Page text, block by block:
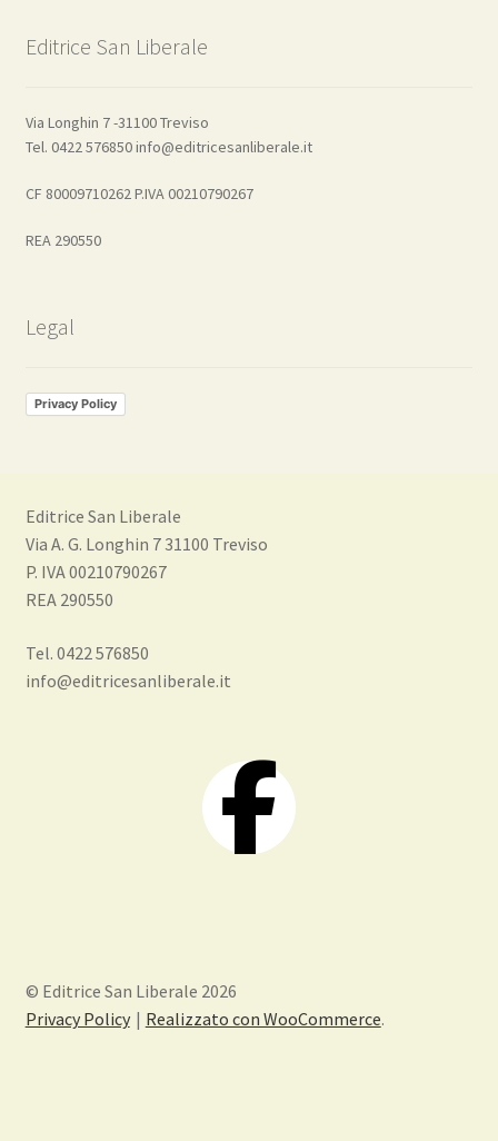
Editrice San Liberale
Via Longhin 7 -31100 Treviso
Tel. 0422 576850 info@editricesanliberale.it
CF 80009710262 P.IVA 00210790267
REA 290550
Legal
Privacy Policy
Editrice San Liberale
Via A. G. Longhin 7 31100 Treviso
P. IVA 00210790267
REA 290550
Tel. 0422 576850
info@editricesanliberale.it
© Editrice San Liberale 2026
Privacy Policy
Realizzato con WooCommerce.